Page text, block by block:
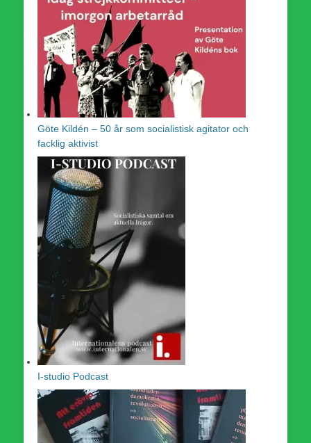
Göte Kildén – 50 år som socialistisk agitator och
facklig aktivist
I-studio Podcast